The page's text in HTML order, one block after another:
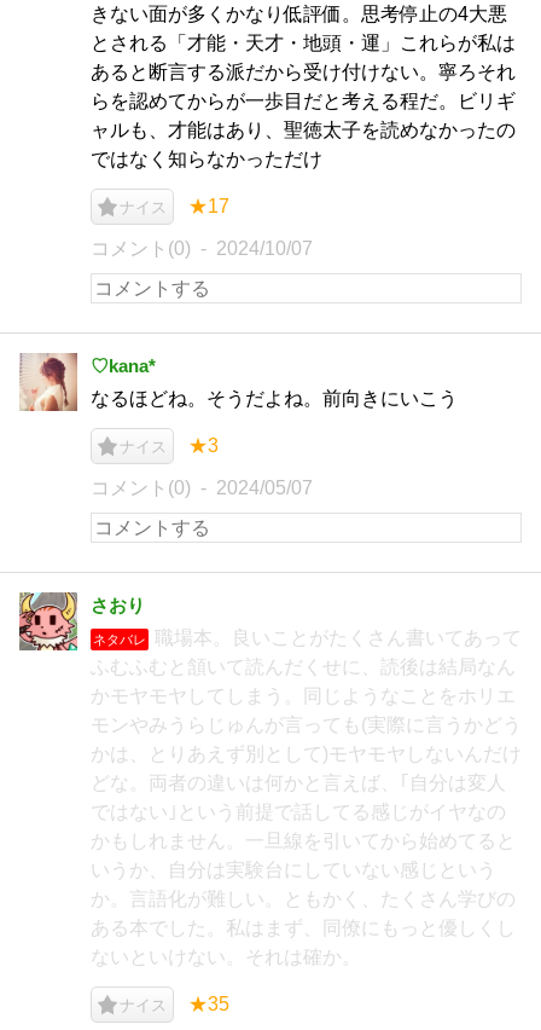
きない面が多くかなり低評価。思考停止の4大悪
とされる「才能・天才・地頭・運」これらが私は
あると断言する派だから受け付けない。寧ろそれ
らを認めてからが一歩目だと考える程だ。ビリギ
ャルも、才能はあり、聖徳太子を読めなかったの
ではなく知らなかっただけ
ナイス ★17
コメント(0) 2024/10/07
♡kana*
なるほどね。そうだよね。前向きにいこう
ナイス ★3
コメント(0) 2024/05/07
さおり
ネタバレ
職場本。良いことがたくさん書いてあって
ふむふむと頷いて読んだくせに、読後は結局なん
かモヤモヤしてしまう。同じようなことをホリエ
モンやみうらじゅんが言っても(実際に言うかどう
かは、とりあえず別として)モヤモヤしないんだけ
どな。両者の違いは何かと言えば、｢自分は変人
ではない｣という前提で話してる感じがイヤなの
かもしれません。一旦線を引いてから始めてると
いうか、自分は実験台にしていない感じという
か。言語化が難しい。ともかく、たくさん学びの
ある本でした。私はまず、同僚にもっと優しくし
ないといけない。それは確か。
ナイス ★35